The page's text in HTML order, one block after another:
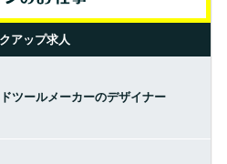
アップ求人
ドツールメーカーのデザイナー